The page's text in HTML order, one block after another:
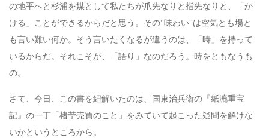
の地平へと杉浦を媒として私たちが爪先なりと指先なりと、「か
ける」ことができるからだと思う。その”味わい”は空気とも場と
も言い難い何か。そう言いたくなるが違うのは、「時」を持って
いるからだ。それこそが、「語り」なのだろう。時をともなうも
の。
さて、今日、この書を紐解いたのは、国東治兵衛の『紙漉重宝
記』の一丁「楮苧売買のこと」をみていて起こった疑問を解けな
いかというところから。